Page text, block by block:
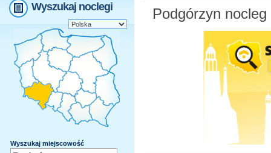
Wyszukaj noclegi
Wyszukaj miejscowość
Podgórzyn nocleg